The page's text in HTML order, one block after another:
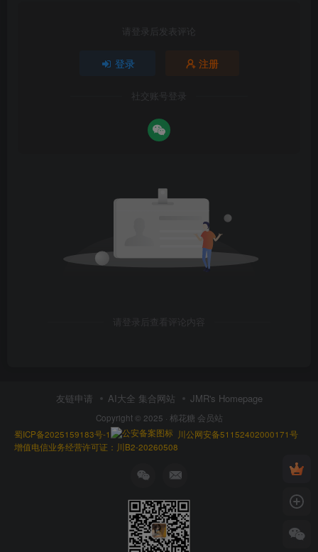
请登录后发表评论
登录 注册
社交账号登录
请登录后查看评论内容
友链申请 AI大全 集合网站 JMR's Homepage
Copyright © 2025 · 棉花糖 会员站
蜀ICP备2025159183号-1
川公网安备51152402000171号
增值电信业务经营许可证：川B2-20260508